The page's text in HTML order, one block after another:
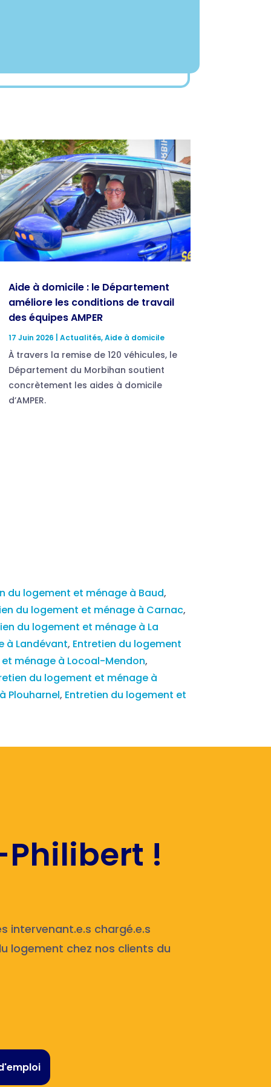
Aide à domicile : le Département
améliore les conditions de travail
des équipes AMPER
17 Juin 2026 Actualités,Aide à domicile
À travers la remise de 120 véhicules, le
Département du Morbihan soutient
concrètement les aides à domicile
d’AMPER.
du logement et ménage à Baud,
du logement et ménage à Carnac,
du logement et ménage à La
à Landévant, Entretien du logement
ménage à Locoal-Mendon,
du logement et ménage à
Plouharnel, Entretien du logement et
!
intervenant.e.s chargé.e.s
logement chez nos clients du